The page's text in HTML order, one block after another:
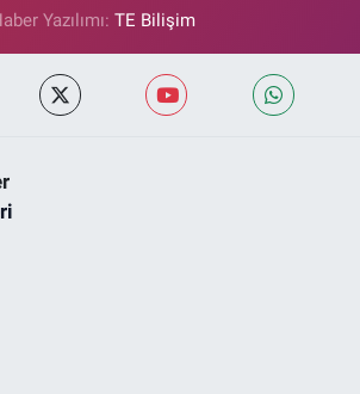
Yazılımı: TE Bilişim